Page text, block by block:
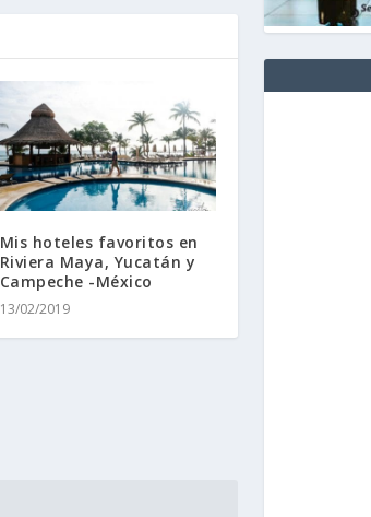
Mis hoteles favoritos en
Riviera Maya, Yucatán y
Campeche -México
13/02/2019